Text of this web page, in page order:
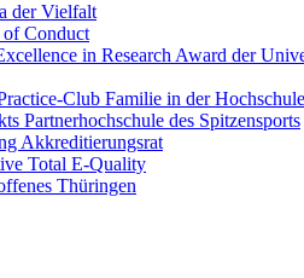
der Vielfalt
of Conduct
in Research Award der
Club Familie in der Hochschule
Partnerhochschule des Spitzensports
Akkreditierungsrat
Total E-Quality
Thüringen